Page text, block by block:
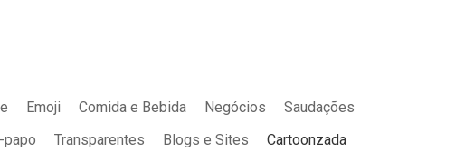
Emoji Comida e Bebida Negócios
Saudações
papo Transparentes Blogs e Sites Cartoonzada